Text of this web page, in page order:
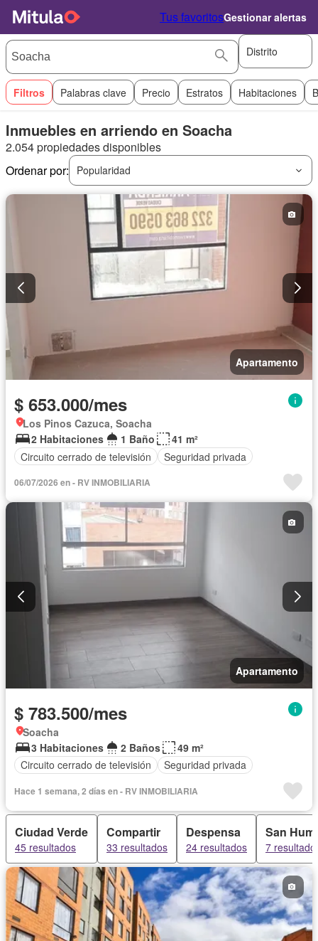
Tus favoritosGestionar alertas
Distrito
Filtros Palabras clave Precio Estratos Habitaciones
Inmuebles en arriendo en Soacha
2.054 propiedades disponibles
Ordenar por:
Popularidad
Apartamento
$ 653.000/mes
Los Pinos Cazuca, Soacha
2 Habitaciones
1 Baño
41 m²
Circuito cerrado de televisión
Seguridad privada
06/07/2026 en - RV INMOBILIARIA
Apartamento
$ 783.500/mes
Soacha
3 Habitaciones
2 Baños
49 m²
Circuito cerrado de televisión
Seguridad privada
Hace 1 semana, 2 días en - RV INMOBILIARIA
Ciudad Verde
45 resultados
Compartir
33 resultados
Despensa
24 resultados
San
7